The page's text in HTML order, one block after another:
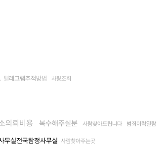
텔레그램추적방법 차량조회
의뢰비용 복수해주실분 사람찾아드립니다 범죄이력열람
무실전국탐정사무실 사람찾아주는곳